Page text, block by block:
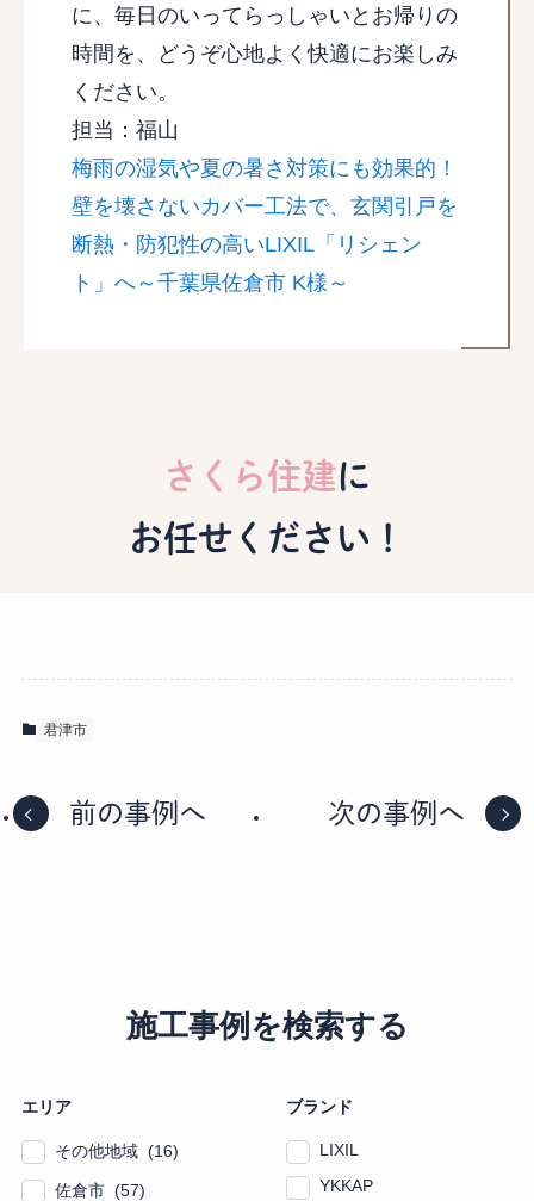
に、毎日のいってらっしゃいとお帰りの
時間を、どうぞ心地よく快適にお楽しみ
ください。
担当：福山
梅雨の湿気や夏の暑さ対策にも効果的！
壁を壊さないカバー工法で、玄関引戸を
断熱・防犯性の高いLIXIL「リシェン
ト」へ～千葉県佐倉市 K様～
さくら住建に
お任せください！
君津市
前の事例へ 次の事例へ
施工事例を検索する
エリア
その他地域 (16)
佐倉市 (57)
ブランド
LIXIL
YKKAP